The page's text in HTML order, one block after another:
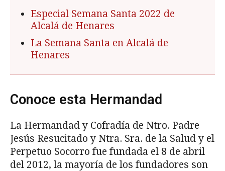
Especial Semana Santa 2022 de
Alcalá de Henares
La Semana Santa en Alcalá de
Henares
Conoce esta Hermandad
La Hermandad y Cofradía de Ntro. Padre
Jesús Resucitado y Ntra. Sra. de la Salud y el
Perpetuo Socorro fue fundada el 8 de abril
del 2012, la mayoría de los fundadores son